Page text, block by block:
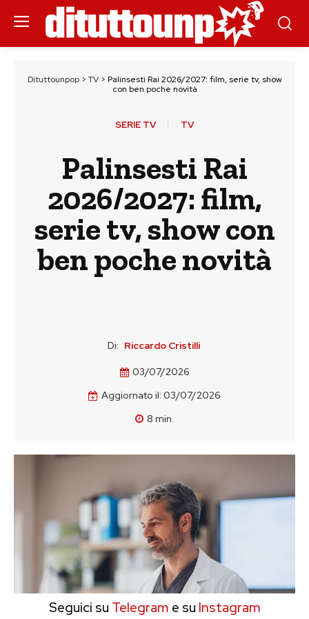
Dituttounpop> TV> Palinsesti Rai 2026/2027: film, serie tv, show
con ben poche novità
SERIE TV TV
Palinsesti Rai
2026/2027: film,
serie tv, show con
ben poche novità
Di: Riccardo Cristilli
03/07/2026
Aggiornato il: 03/07/2026
8 min.
Seguici su Telegram e su Instagram